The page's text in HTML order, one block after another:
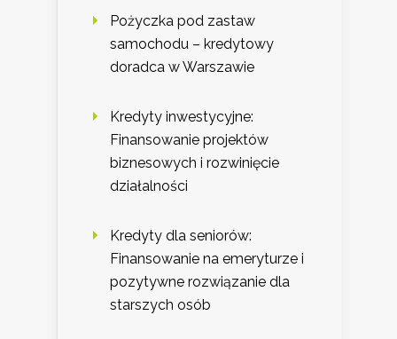
Pożyczka pod zastaw
samochodu – kredytowy
doradca w Warszawie
Kredyty inwestycyjne:
Finansowanie projektów
biznesowych i rozwinięcie
działalności
Kredyty dla seniorów:
Finansowanie na emeryturze i
pozytywne rozwiązanie dla
starszych osób